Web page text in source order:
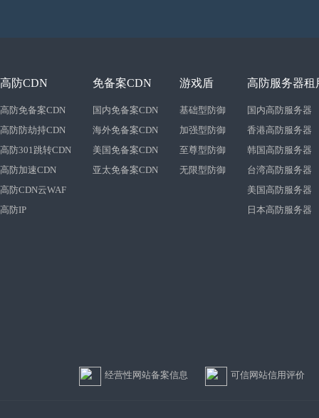
高防CDN
高防免备案CDN
高防防劫持CDN
高防301跳转CDN
高防加速CDN
高防CDN云WAF
高防IP
免备案CDN
国内免备案CDN
海外免备案CDN
美国免备案CDN
亚太免备案CDN
游戏盾
基础型防御
加强型防御
至尊型防御
无限型防御
高防服务器租
国内高防服务器
香港高防服务器
韩国高防服务器
台湾高防服务器
美国高防服务器
日本高防服务器
经营性网站备案信息 可信网站信用评价